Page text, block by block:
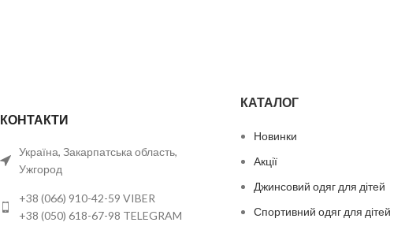
КОНТАКТИ
Україна, Закарпатська область,
Ужгород
+38 (066) 910-42-59 VIBER
+38 (050) 618-67-98 TELEGRAM
КАТАЛОГ
Новинки
Акції
Джинсовий одяг для дітей
Спортивний одяг для дітей